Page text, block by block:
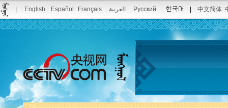
English Español Français العربية Русский 中文简体